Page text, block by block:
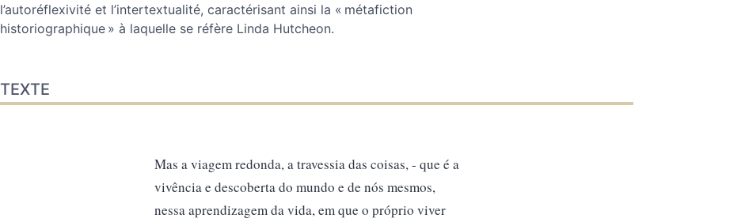
l’autoréflexivité et l’intertextualité, caractérisant ainsi la « métafiction
historiographique » à laquelle se réfère Linda Hutcheon.
TEXTE
Mas a viagem redonda, a travessia das coisas, - que é a
vivência e descoberta do mundo e de nós mesmos,
nessa aprendizagem da vida, em que o próprio viver